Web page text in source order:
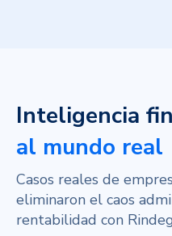
Inteligencia
al mundo real
Casos reales de
eliminaron el caos
rentabilidad con